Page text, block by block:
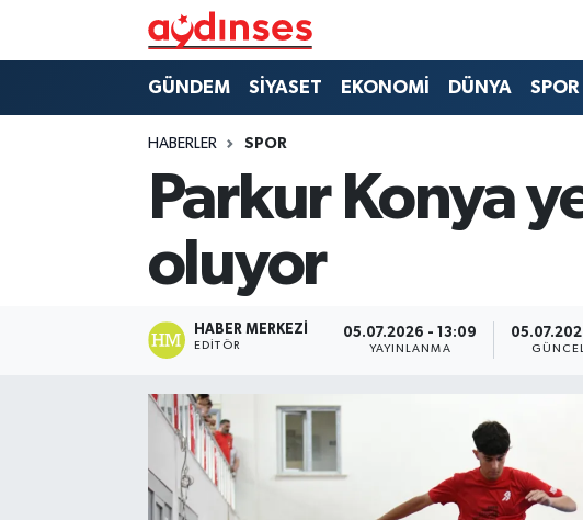
GÜNDEM SİYASET EKONOMİ DÜNYA SPOR
HABERLER SPOR
Parkur Konya
oluyor
HABER MERKEZI
EDITÖR
05.07.2026 - 13:09
YAYINLANMA
Nöbetçi Eczaneler
Hava Durumu
Aydin Namaz Vakitleri
Trafik Durumu
Tüm Manşetler
Son Dakika Haberleri
Haber Arşivi